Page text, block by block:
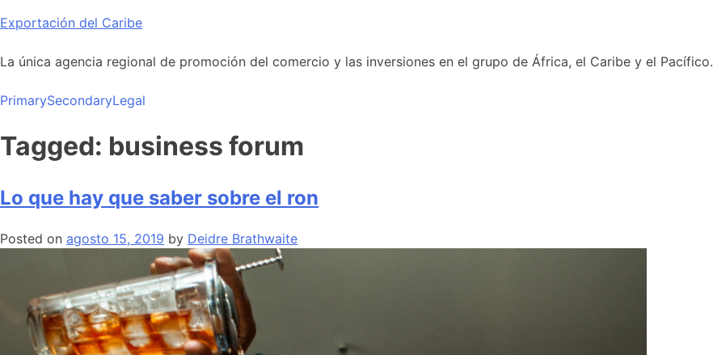
Skip
content
Exportación del Caribe
La única agencia regional de promoción del comercio y las inversiones en el grupo de África, el Caribe y el Pacífico.
PrimarySecondaryLegal
Tagged: business forum
Lo que hay que saber sobre el ron
Posted on agosto 15, 2019 by Deidre Brathwaite